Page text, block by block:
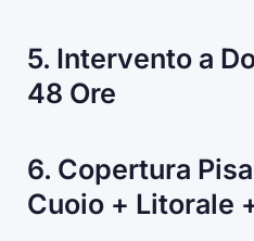
5. Intervento a
48 Ore
6. Copertura
Cuoio + Litorale